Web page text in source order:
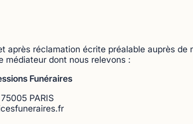
après réclamation écrite préalable auprès
médiateur dont nous relevons :
Funéraires
PARIS